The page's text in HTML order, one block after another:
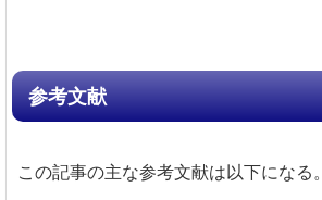
参考文献
この記事の主な参考文献は以下になる。